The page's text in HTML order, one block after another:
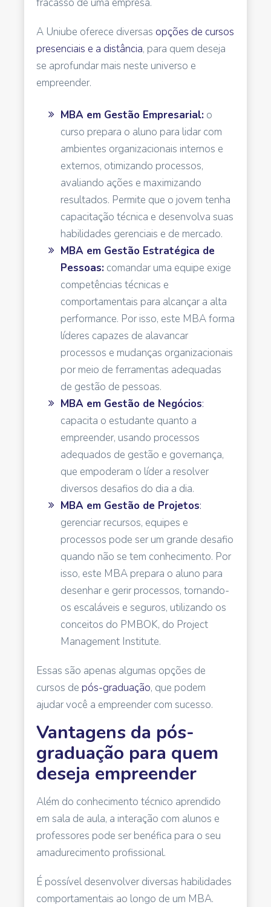
fracasso de uma empresa.
A Uniube oferece diversas opções de cursos
presenciais e a distância, para quem deseja
se aprofundar mais neste universo e
empreender.
MBA em Gestão Empresarial: o
curso prepara o aluno para lidar com
ambientes organizacionais internos e
externos, otimizando processos,
avaliando ações e maximizando
resultados. Permite que o jovem tenha
capacitação técnica e desenvolva suas
habilidades gerenciais e de mercado.
MBA em Gestão Estratégica de
Pessoas: comandar uma equipe exige
competências técnicas e
comportamentais para alcançar a alta
performance. Por isso, este MBA forma
líderes capazes de alavancar
processos e mudanças organizacionais
por meio de ferramentas adequadas
de gestão de pessoas.
MBA em Gestão de Negócios:
capacita o estudante quanto a
empreender, usando processos
adequados de gestão e governança,
que empoderam o líder a resolver
diversos desafios do dia a dia.
MBA em Gestão de Projetos:
gerenciar recursos, equipes e
processos pode ser um grande desafio
quando não se tem conhecimento. Por
isso, este MBA prepara o aluno para
desenhar e gerir processos, tornando-
os escaláveis e seguros, utilizando os
conceitos do PMBOK, do Project
Management Institute.
Essas são apenas algumas opções de
cursos de pós-graduação, que podem
ajudar você a empreender com sucesso.
Vantagens da pós-
graduação para quem
deseja empreender
Além do conhecimento técnico aprendido
em sala de aula, a interação com alunos e
professores pode ser benéfica para o seu
amadurecimento profissional.
É possível desenvolver diversas habilidades
comportamentais ao longo de um MBA.